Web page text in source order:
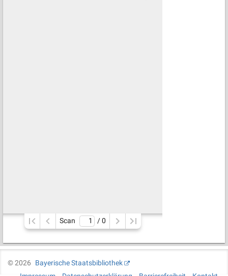
Scan / 0
©2026
Bayerische Staatsbibliothek